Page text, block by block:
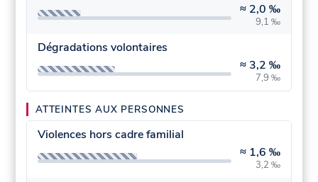
≈ 2,0 ‰
9,1 ‰
Dégradations volontaires
≈ 3,2 ‰
7,9 ‰
ATTEINTES AUX PERSONNES
Violences hors cadre familial
≈ 1,6 ‰
3,2 ‰